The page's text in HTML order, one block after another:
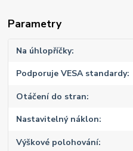
Parametry
Na úhlopříčky
Podporuje VESA standardy
Otáčení do stran
Nastavitelný náklon
Výškové polohování